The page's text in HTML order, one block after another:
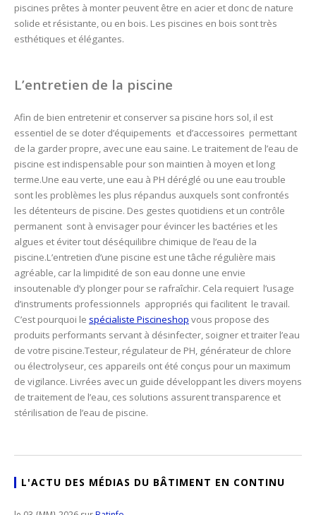
piscines prêtes à monter peuvent être en acier et donc de nature
solide et résistante, ou en bois. Les piscines en bois sont très
esthétiques et élégantes.
L’entretien de la piscine
Afin de bien entretenir et conserver sa piscine hors sol, il est
essentiel de se doter d’équipements et d’accessoires permettant
de la garder propre, avec une eau saine. Le traitement de l’eau de
piscine est indispensable pour son maintien à moyen et long
terme.Une eau verte, une eau à PH déréglé ou une eau trouble
sont les problèmes les plus répandus auxquels sont confrontés
les détenteurs de piscine. Des gestes quotidiens et un contrôle
permanent sont à envisager pour évincer les bactéries et les
algues et éviter tout déséquilibre chimique de l’eau de la
piscine.L’entretien d’une piscine est une tâche régulière mais
agréable, car la limpidité de son eau donne une envie
insoutenable d’y plonger pour se rafraîchir. Cela requiert l’usage
d’instruments professionnels appropriés qui facilitent le travail.
C’est pourquoi le spécialiste Piscineshop vous propose des
produits performants servant à désinfecter, soigner et traiter l’eau
de votre piscine.Testeur, régulateur de PH, générateur de chlore
ou électrolyseur, ces appareils ont été conçus pour un maximum
de vigilance. Livrées avec un guide développant les divers moyens
de traitement de l’eau, ces solutions assurent transparence et
stérilisation de l’eau de piscine.
L'ACTU DES MÉDIAS DU BÂTIMENT EN CONTINU